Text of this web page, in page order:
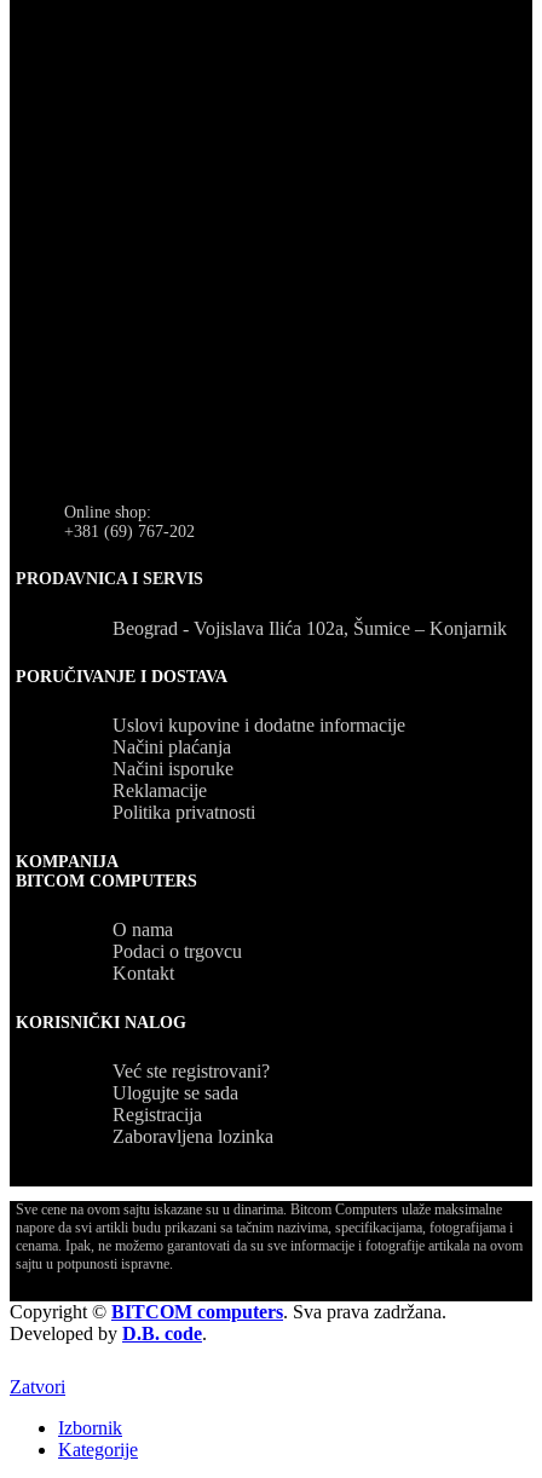
Online shop:
+381 (69) 767-202
PRODAVNICA I SERVIS
Beograd - Vojislava Ilića 102a, Šumice – Konjarnik
PORUČIVANJE I DOSTAVA
Uslovi kupovine i dodatne informacije
Načini plaćanja
Načini isporuke
Reklamacije
Politika privatnosti
KOMPANIJA
BITCOM COMPUTERS
O nama
Podaci o trgovcu
Kontakt
KORISNIČKI NALOG
Već ste registrovani?
Ulogujte se sada
Registracija
Zaboravljena lozinka
Sve cene na ovom sajtu iskazane su u dinarima. Bitcom Computers ulaže maksimalne
napore da svi artikli budu prikazani sa tačnim nazivima, specifikacijama, fotografijama i
cenama. Ipak, ne možemo garantovati da su sve informacije i fotografije artikala na ovom
sajtu u potpunosti ispravne.
Copyright © BITCOM computers. Sva prava zadržana.
Developed by D.B. code.
Zatvori
Izbornik
Kategorije